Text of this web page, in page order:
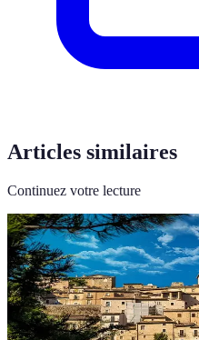
Articles similaires
Continuez votre lecture